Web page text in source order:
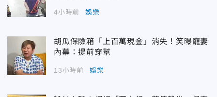
4小時前 娛樂
胡瓜保險箱「上百萬現金」消失！笑曝寵妻
內幕：提前穿幫
13小時前 娛樂